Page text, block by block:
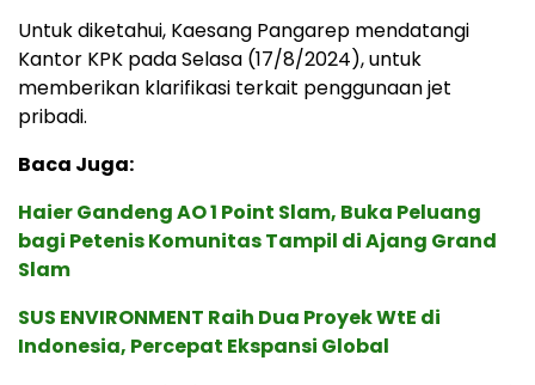
Untuk diketahui, Kaesang Pangarep mendatangi
Kantor KPK pada Selasa (17/8/2024), untuk
memberikan klarifikasi terkait penggunaan jet
pribadi.
Baca Juga:
Haier Gandeng AO 1 Point Slam, Buka Peluang
bagi Petenis Komunitas Tampil di Ajang Grand
Slam
SUS ENVIRONMENT Raih Dua Proyek WtE di
Indonesia, Percepat Ekspansi Global